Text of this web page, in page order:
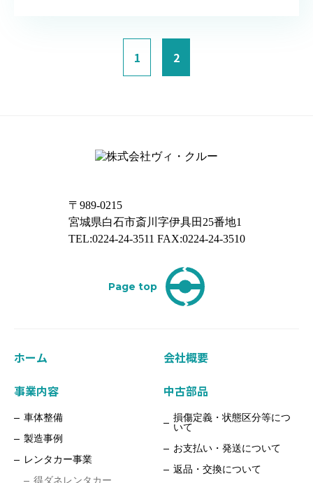
1 2
〒989-0215
宮城県白石市斎川字伊具田25番地1
TEL:0224-24-3511 FAX:0224-24-3510
Page top
ホーム
会社概要
事業内容
車体整備
製造事例
レンタカー事業
得ダネレンタカー
中古部品
損傷定義・状態区分等につ
いて
お支払い・発送について
返品・交換について